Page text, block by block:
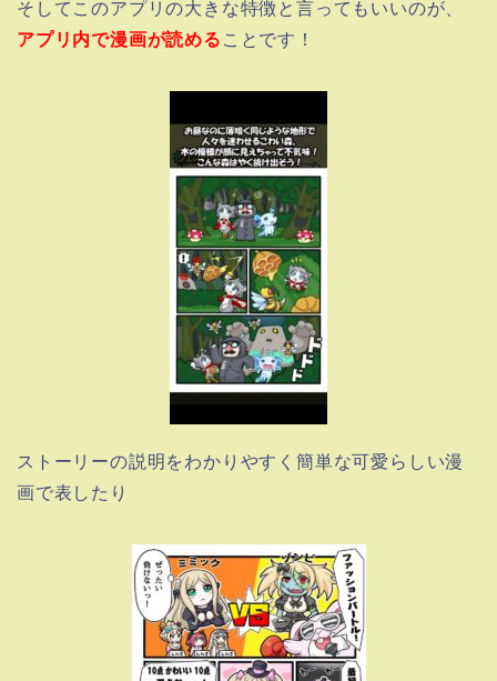
そしてこのアプリの大きな特徴と言ってもいいのが、
アプリ内で漫画が読める ことです！
ストーリーの説明をわかりやすく簡単な可愛らしい漫
画で表したり